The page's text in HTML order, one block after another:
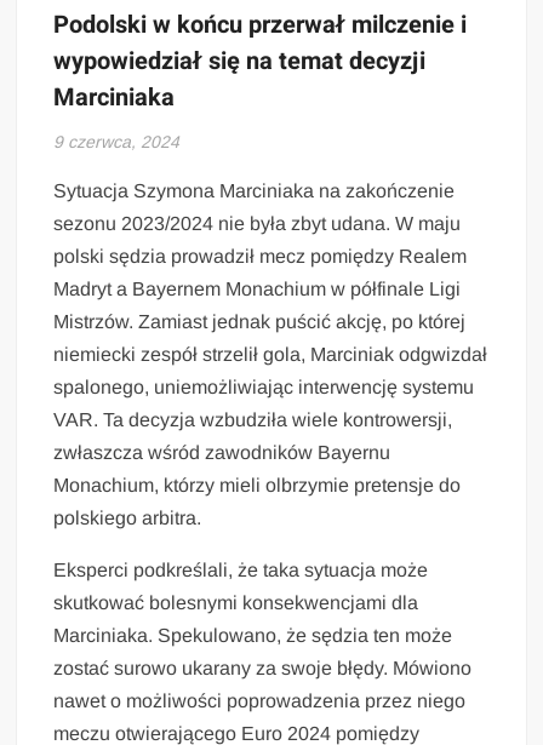
Podolski w końcu przerwał milczenie i
wypowiedział się na temat decyzji
Marciniaka
9 czerwca, 2024
Sytuacja Szymona Marciniaka na zakończenie
sezonu 2023/2024 nie była zbyt udana. W maju
polski sędzia prowadził mecz pomiędzy Realem
Madryt a Bayernem Monachium w półfinale Ligi
Mistrzów. Zamiast jednak puścić akcję, po której
niemiecki zespół strzelił gola, Marciniak odgwizdał
spalonego, uniemożliwiając interwencję systemu
VAR. Ta decyzja wzbudziła wiele kontrowersji,
zwłaszcza wśród zawodników Bayernu
Monachium, którzy mieli olbrzymie pretensje do
polskiego arbitra.
Eksperci podkreślali, że taka sytuacja może
skutkować bolesnymi konsekwencjami dla
Marciniaka. Spekulowano, że sędzia ten może
zostać surowo ukarany za swoje błędy. Mówiono
nawet o możliwości poprowadzenia przez niego
meczu otwierającego Euro 2024 pomiędzy